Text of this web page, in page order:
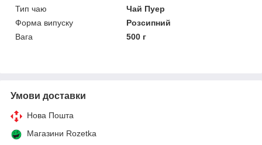
Тип чаю
Чай Пуер
Форма випуску
Розсипний
Вага
500 г
Умови доставки
Нова Пошта
Магазини Rozetka